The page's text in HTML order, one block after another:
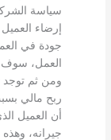
سياسة
إرضاء
جودة في
العمل، سوف
ومن ثم توجد
ربح مالي
أن العميل
جيرانه،